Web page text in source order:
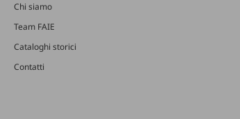
Chi siamo
Team FAIE
Cataloghi storici
Contatti